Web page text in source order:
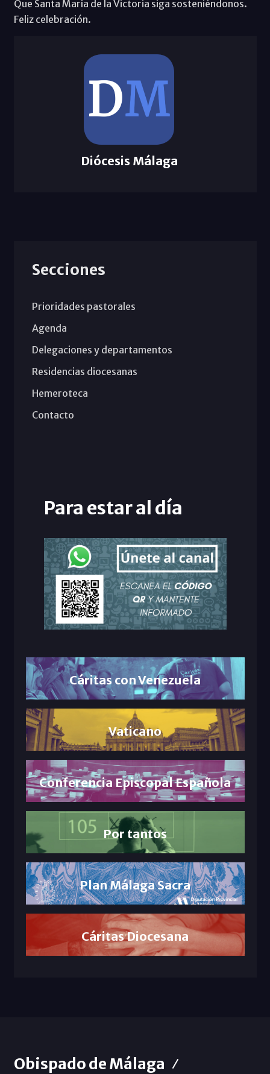
Que Santa María de la Victoria siga sosteniéndonos.
Feliz celebración.
Diócesis Málaga
Secciones
Prioridades pastorales
Agenda
Delegaciones y departamentos
Residencias diocesanas
Hemeroteca
Contacto
Para estar al día
Cáritas con Venezuela
Vaticano
Conferencia Episcopal Española
Por tantos
Plan Málaga Sacra
Cáritas Diocesana
Obispado de Málaga